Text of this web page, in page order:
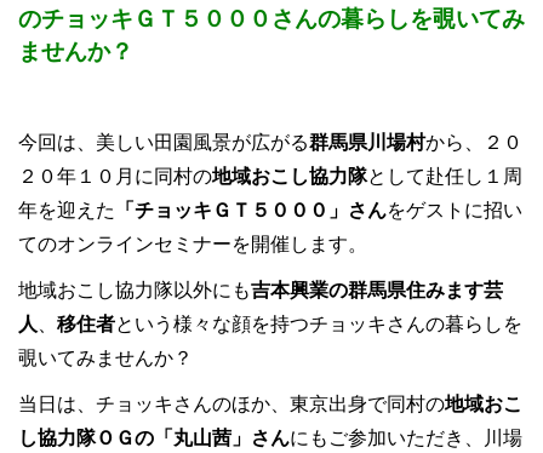
のチョッキＧＴ５０００さんの暮らしを覗いてみ
ませんか？
今回は、美しい田園風景が広がる群馬県川場村から、２０
２０年１０月に同村の地域おこし協力隊として赴任し１周
年を迎えた
「チョッキＧＴ５０００」さんをゲストに招い
てのオンラインセミナーを開催します。
地域おこし協力隊以外にも吉本興業の群馬県住みます芸
人
移住者という様々な顔を持つチョッキさんの暮らしを
覗いてみませんか？
当日は、チョッキさんのほか、東京出身で同村の地域おこ
し協力隊ＯＧの「丸山茜」さんにもご参加いただき、川場